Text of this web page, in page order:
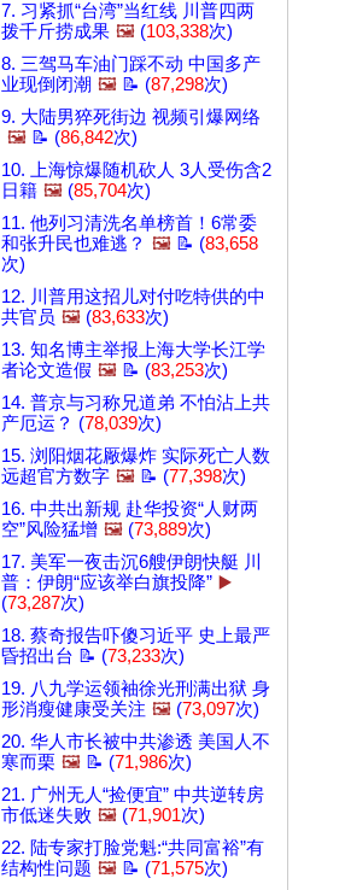
7. 习紧抓“台湾”当红线 川普四两
拨千斤捞成果 🖼️ (103,338次)
8. 三驾马车油门踩不动 中国多产
业现倒闭潮 🖼️ 📝 (87,298次)
9. 大陆男猝死街边 视频引爆网络
🖼️ 📝 (86,842次)
10. 上海惊爆随机砍人 3人受伤含2
日籍 🖼️ (85,704次)
11. 他列习清洗名单榜首！6常委
和张升民也难逃？ 🖼️ 📝 (83,658
次)
12. 川普用这招儿对付吃特供的中
共官员 🖼️ (83,633次)
13. 知名博主举报上海大学长江学
者论文造假 🖼️ 📝 (83,253次)
14. 普京与习称兄道弟 不怕沾上共
产厄运？ (78,039次)
15. 浏阳烟花厰爆炸 实际死亡人数
远超官方数字 🖼️ 📝 (77,398次)
16. 中共出新规 赴华投资“人财两
空”风险猛增 🖼️ (73,889次)
17. 美军一夜击沉6艘伊朗快艇 川
普：伊朗“应该举白旗投降” ▶️
(73,287次)
18. 蔡奇报告吓傻习近平 史上最严
昏招出台 📝 (73,233次)
19. 八九学运领袖徐光刑满出狱 身
形消瘦健康受关注 🖼️ (73,097次)
20. 华人市长被中共渗透 美国人不
寒而栗 🖼️ 📝 (71,986次)
21. 广州无人“捡便宜” 中共逆转房
市低迷失败 🖼️ (71,901次)
22. 陆专家打脸党魁:“共同富裕”有
结构性问题 🖼️ 📝 (71,575次)